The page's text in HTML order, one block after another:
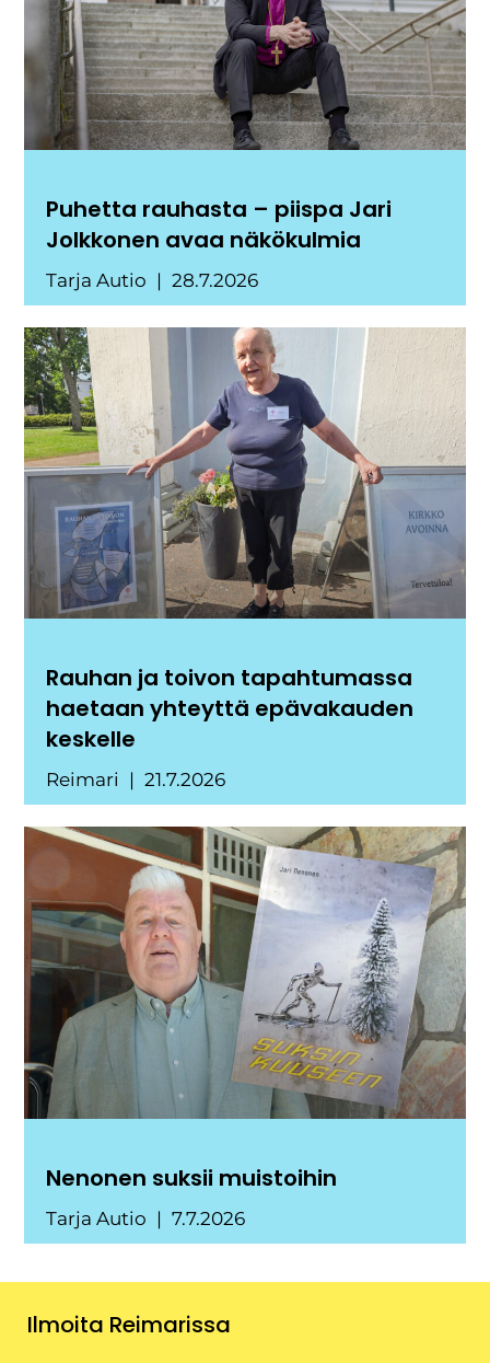
Puhetta rauhasta – piispa Jari
Jolkkonen avaa näkökulmia
Tarja Autio 28.7.2026
Rauhan ja toivon tapahtumassa
haetaan yhteyttä epävakauden
keskelle
Reimari 21.7.2026
Nenonen suksii muistoihin
Tarja Autio 7.7.2026
Ilmoita Reimarissa